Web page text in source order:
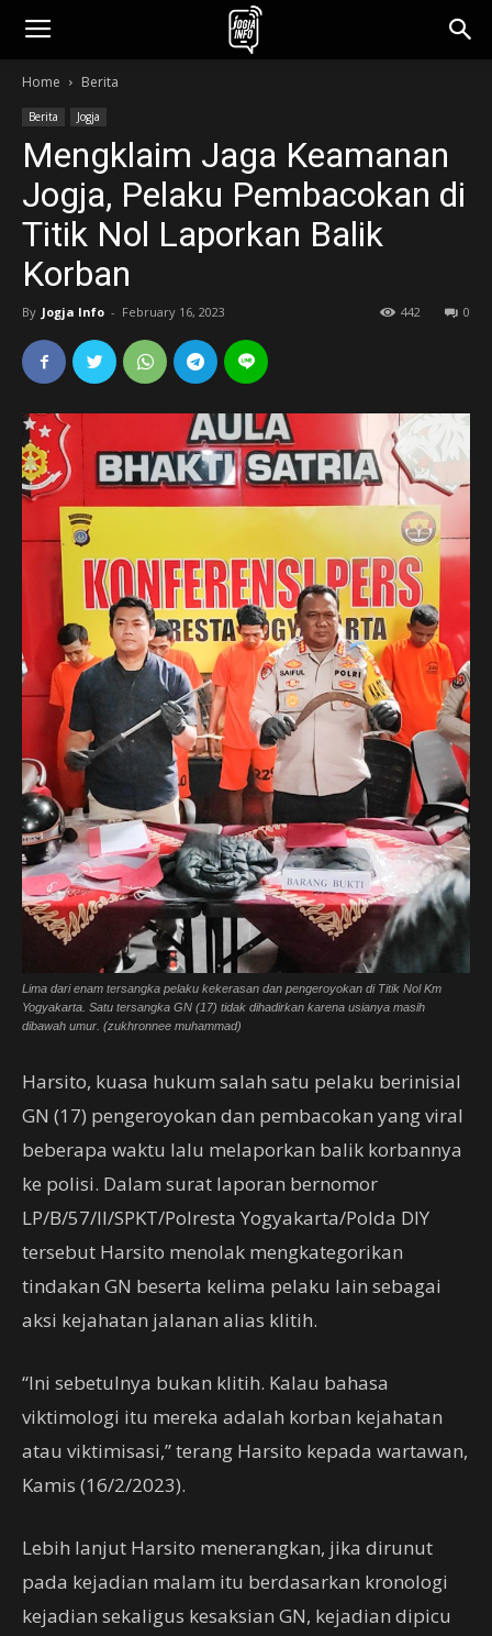
jogjainfo.id
Home Berita
Berita Jogja
Mengklaim Jaga Keamanan
Jogja, Pelaku Pembacokan di
Titik Nol Laporkan Balik
Korban
By Jogja Info - February 16, 2023 0
442
Lima dari enam tersangka pelaku kekerasan dan pengeroyokan di Titik Nol Km
Yogyakarta. Satu tersangka GN (17) tidak dihadirkan karena usianya masih
dibawah umur. (zukhronnee muhammad)
Harsito, kuasa hukum salah satu pelaku berinisial
GN (17) pengeroyokan dan pembacokan yang viral
beberapa waktu lalu melaporkan balik korbannya
ke polisi. Dalam surat laporan bernomor
LP/B/57/II/SPKT/Polresta Yogyakarta/Polda DIY
tersebut Harsito menolak mengkategorikan
tindakan GN beserta kelima pelaku lain sebagai
aksi kejahatan jalanan alias klitih.
“Ini sebetulnya bukan klitih. Kalau bahasa
viktimologi itu mereka adalah korban kejahatan
atau viktimisasi,” terang Harsito kepada wartawan,
Kamis (16/2/2023).
Lebih lanjut Harsito menerangkan, jika dirunut
pada kejadian malam itu berdasarkan kronologi
kejadian sekaligus kesaksian GN, kejadian dipicu